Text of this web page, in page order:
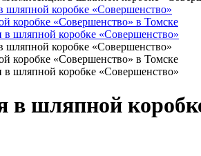
в шляпной